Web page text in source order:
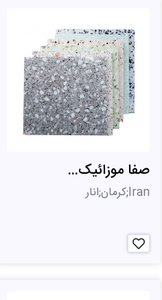
صفا موزائیک...
Iran;کرمان;انار